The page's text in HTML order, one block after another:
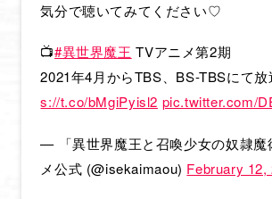
MOVIE
MUSIC
Blu-ray
BOOKS
GOODS
SPECIAL
気分で聴いてみてください♡
📺#異世界魔王 TVアニメ第2期
2021年4月からTBS、BS-TBSにて放
s://t.co/bMgiPyisl2 pic.twitter.com/
— 「異世界魔王と召喚少女の奴隷魔
メ公式 (@isekaimaou) February 12,